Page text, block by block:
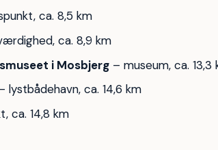
ca. 8,5 km
ca. 8,9 km
i Mosbjerg– museum, ca. 13,3
lystbådehavn, ca. 14,6 km
ca. 14,8 km